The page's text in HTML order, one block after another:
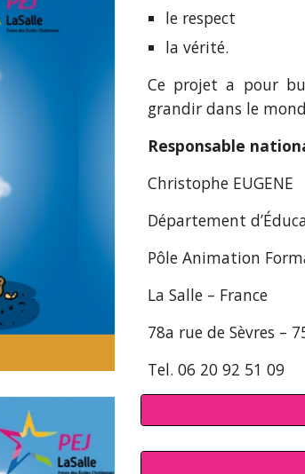
le respect
la vérité.
Ce projeta pour
grandir dans le
Responsable
Christophe EUGENE
Département
Pôle Animation
La Salle – France
78a rue de Sèvres –
Tel. 06 20 92 51 09